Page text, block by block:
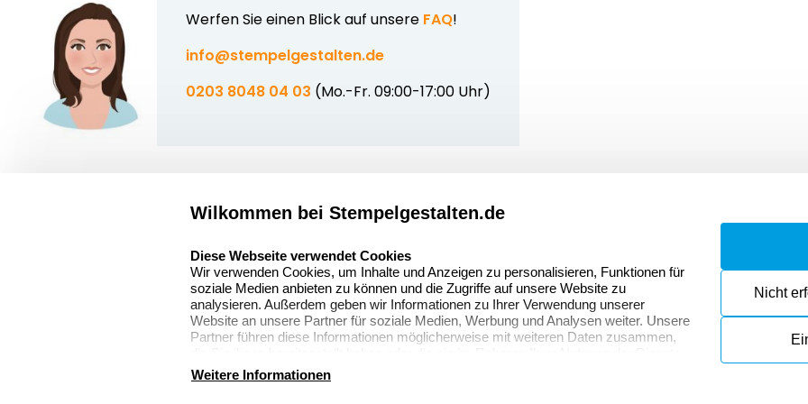
Werfen Sie einen Blick auf unsere FAQ!
info@stempelgestalten.de
0203 8048 04 03 (Mo.-Fr. 09:00-17:00 Uhr)
Stempelgestalten.de
Über uns
Sitemap
Alle
Stempelinformationen
Datenschutzerklärung
Widerrufsrecht
Wilkommen bei Stempelgestalten.de
Diese Webseite verwendet Cookies
Wir verwenden Cookies, um Inhalte und Anzeigen zu personalisieren, Funktionen für
soziale Medien anbieten zu können und die Zugriffe auf unsere Website zu
analysieren. Außerdem geben wir Informationen zu Ihrer Verwendung unserer
Website an unsere Partner für soziale Medien, Werbung und Analysen weiter. Unsere
Partner führen diese Informationen möglicherweise mit weiteren Daten zusammen,
gesammelt haben. Für weitere Informationen über die von uns erhobenen Daten
verweisen wir Sie gerne auf unsere Datenschutzerklärung.
Weitere Informationen
Nicht